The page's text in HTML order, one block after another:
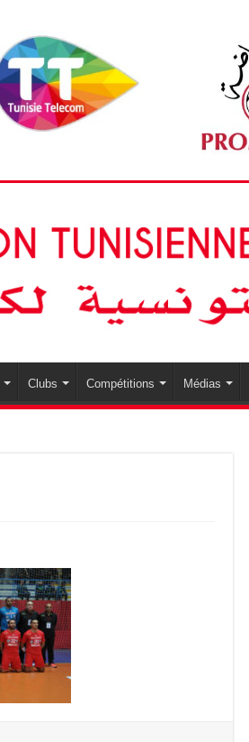
Clubs Compétitions Médias